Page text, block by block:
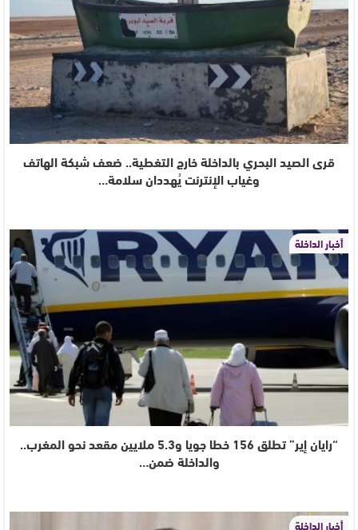
قرى الصيد البحري بالداخلة خارج التغطية.. ضعف شبكة الهاتف
وغياب الإنترنت يُهددان سلامة…
أخبار الداخلة
“رايان إير” تطلق 156 خطا جويا و5.3 ملايين مقعد نحو المغرب..
والداخلة ضمن…
أخبار الداخلة